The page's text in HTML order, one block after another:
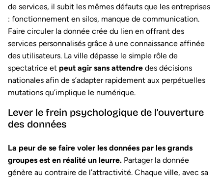
de services, il subit les mêmes défauts que les entreprises
: fonctionnement en silos, manque de communication.
Faire circuler la donnée crée du lien en offrant des
services personnalisés grâce à une connaissance affinée
des utilisateurs. La ville dépasse le simple rôle de
spectatrice et peut agir sans attendre des décisions
nationales afin de s’adapter rapidement aux perpétuelles
mutations qu’implique le numérique.
Lever le frein psychologique de l’ouverture
des données
La peur de se faire voler les données par les grands
groupes est en réalité un leurre. Partager la donnée
génère au contraire de l’attractivité. Chaque ville, avec sa